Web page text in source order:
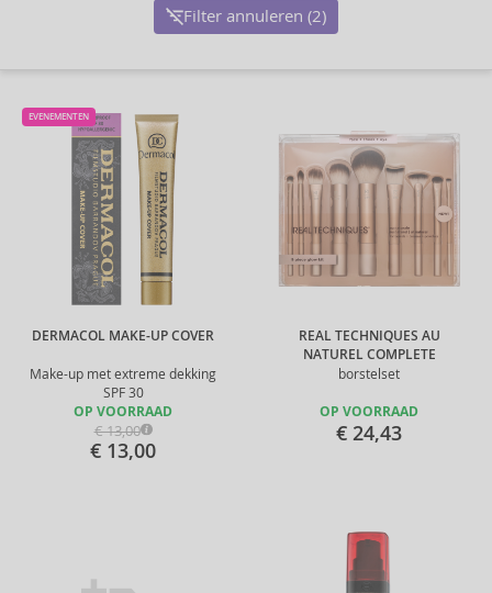
Filter annuleren (2)
DERMACOL MAKE-UP COVER
Make-up met extreme dekking
SPF 30
EVENEMENTEN
OP VOORRAAD
€ 13,00
€ 13,00
REAL TECHNIQUES AU
NATUREL COMPLETE
borstelset
OP VOORRAAD
€ 24,43